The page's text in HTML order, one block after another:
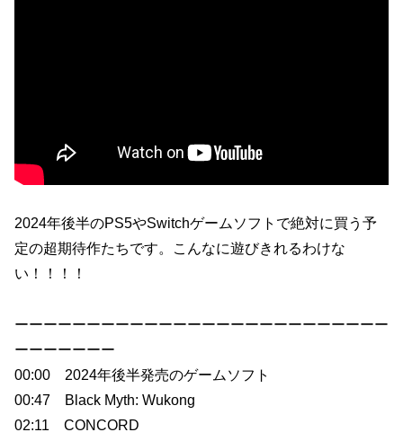
2024年後半のPS5やSwitchゲームソフトで絶対に買う予
定の超期待作たちです。こんなに遊びきれるわけな
い！！！！
ーーーーーーーーーーーーーーーーーーーーーーーーーー
ーーーーーーー
00:00 2024年後半発売のゲームソフト
00:47 Black Myth: Wukong
02:11 CONCORD